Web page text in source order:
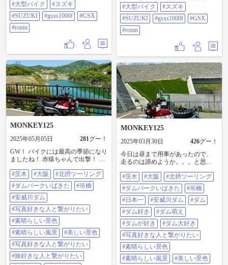
#大型バイク
#スズキ
#SUZUKI
#gsxs1000f
#GSX
#ronin
#大型バイク
#スズキ
#SUZUKI
#gsxs1000f
#GSX
#ronin
MONKEY125
2025年05月05日 281グー！
GW！ バイクには最高の季節になり
ましたね！ 赤猿ちゃんで出撃！ 安
2025年4月に日本最長の歩行者用の
吊橋が出来ました！ #茨木#大阪#北
摂ツーリング#ダムパークいばきた
#吊橋#安威川ダム#写真好きな人と
繋がりたい#素晴らしい景色#素晴
らしい風景#美しい景色#写真好き
な人と繋がりたい#旅好きな人と繋
がりたい#旅行好き#ツーリング#バ
イク好き#バイク好きと繋がりたい
#ツーリング好きと繋がりたい#ツ
ーリング好き#ライダー#HONDA#
モンキー#モンキー125#パルネビュ
#茨木 #大阪
#北摂ツーリング
#ダムパークいばきた
#吊橋
#安威川ダム
#写真好きな人と繋がりたい
#素晴らしい景色
#素晴らしい風景
#美しい景色
#写真好きな人と繋がりたい
#旅好きな人と繋がりたい
MONKEY125
2025年03月30日 426グー！
今日は昼まで用事があったので、
走るのは諦めようか。。。と思っ
ちゃんでご近所散歩で行くか。 安
威川ダムのダムパークいばきたの
風の丘ゾーン。 3月17日に、日本一
長い歩行者用の吊り橋がオープン
しました。 世界では5番目の長さだ
そうです。 橋の真ん中ら、バンジ
ージャンプも出来ます。 どれも有
料だけど。 #茨木#大阪#北摂ツーリ
ング#ダムパークいばきた#吊橋#日
本一#安威川ダム#ダム#ダム好き#
ダム萌え#ダムが好き#ダム大好き#
写真好きな人と繋がりたい#素晴ら
#茨木 #大阪
#北摂ツーリング
#ダムパークいばきた
#吊橋
#日本一
#安威川ダム
#ダム
#ダム好き
#ダム萌え
#ダムが好き
#ダム大好き
#写真好きな人と繋がりたい
#素晴らしい景色
#素晴らしい風景
#美しい景色